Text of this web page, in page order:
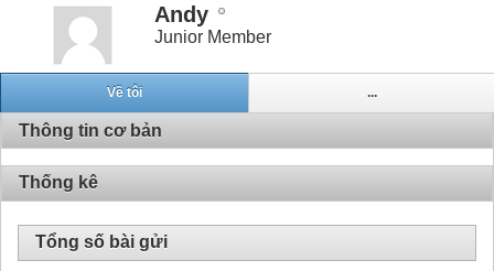
Andy
Junior Member
Về tôi ...
Thông tin cơ bản
Thống kê
Tổng số bài gửi